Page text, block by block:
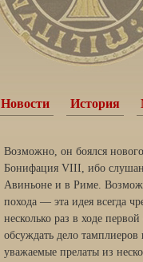
Новости История
Возможно, он боялся нового
Бонифация VIII, ибо
Авиньоне и в Риме.
похода — эта идея всегда
несколько раз в ходе
обсуждать дело
уважаемые прелаты из